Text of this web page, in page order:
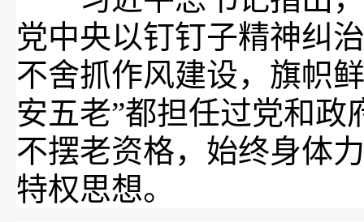
党中央以钉钉子精神纠
不舍抓作风建设，旗帜
安五老”都担任过党和
不摆老资格，始终身体
特权思想。